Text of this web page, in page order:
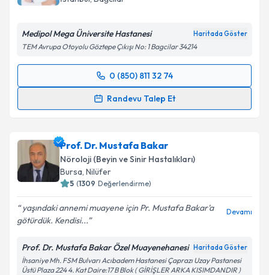
E-posta Adresiniz
Kişisel verilerimin işlenmesine ilişkinAydınlatma
'ni okudum ve kişisel verilerimin belirtilen
kapsamda işlenmesini kabul ediyorum.
Medipol Mega Üniversite Hastanesi Haritada Göster
TEM Avrupa Otoyolu Göztepe Çıkışı No: 1 Bagcilar 34214
0 (850) 811 32 74
Randevu Talep Et
Randevu Takvimi Talebi
için bir takvim hazırlandığında e-posta ile
bilgilendireceğiz.
E-posta Adresiniz
Kişisel verilerimin işlenmesine ilişkin
Metni'ni okudum ve kişisel verilerimin belirtilen
kapsamda işlenmesini kabul ediyorum.
Prof. Dr. Mustafa Bakar
Nöroloji (Beyin ve Sinir Hastalıkları)
Bursa, Nilüfer
5 (1309 Değerlendirme)
yaşındaki annemi muayene için Pr. Mustafa Bakar'a
götürdük. Kendisi...
Devamı
Prof. Dr. Mustafa Bakar Özel Muayenehanesi Haritada Göster
İhsaniye Mh. FSM Bulvarı Acıbadem Hastanesi Çaprazı Uzay Pastanesi
Üstü Plaza 224 4. Kat Daire:17 B Blok ( GİRİŞLER ARKA KISIMDANDIR )